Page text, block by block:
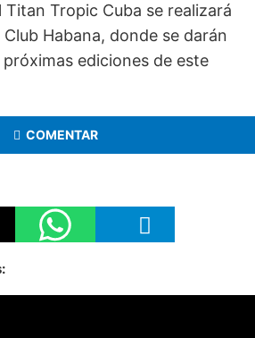
Titan Tropic Cuba se realizará
Habana, donde se darán
ediciones de este
COMENTAR